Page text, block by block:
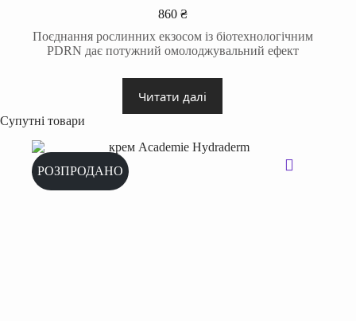
860 ₴
Поєднання рослинних екзосом із біотехнологічним
PDRN дає потужний омолоджувальний ефект
Читати далі
Супутні товари
РОЗПРОДАНО